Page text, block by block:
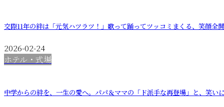
交際11年の絆は「元気ハツラツ！」歌って踊ってツッコミまくる、笑顔全
2026-02-24
ホテル・式場
中学からの絆を、一生の愛へ。パパ＆ママの「ド派手な再登場」と、笑い